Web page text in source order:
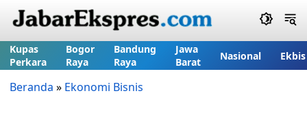
Kupas
Perkara
Bogor
Raya
Bandung
Raya
Jawa
Barat
Nasional Ekbis
Beranda » Ekonomi Bisnis